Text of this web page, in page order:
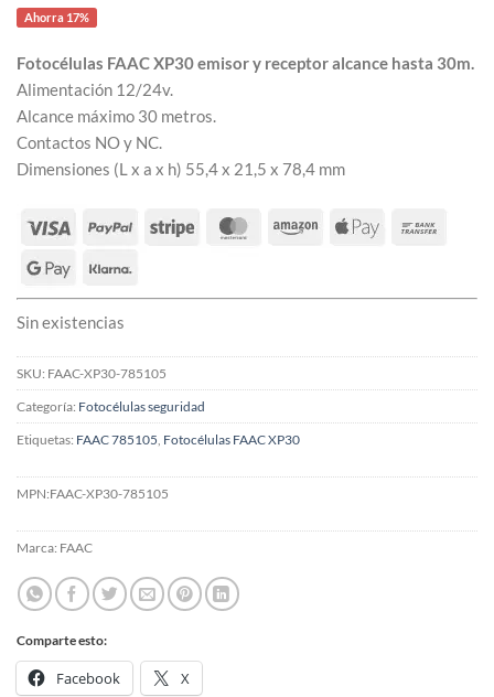
Ahorra 17%
Fotocélulas FAAC XP30 emisor y receptor alcance hasta 30m.
Alimentación 12/24v.
Alcance máximo 30 metros.
Contactos NO y NC.
Dimensiones (L x a x h) 55,4 x 21,5 x 78,4 mm
Sin existencias
SKU: FAAC-XP30-785105
Categoría: Fotocélulas seguridad
Etiquetas: FAAC 785105, Fotocélulas FAAC XP30
MPN:FAAC-XP30-785105
Marca: FAAC
Comparte esto:
Facebook X